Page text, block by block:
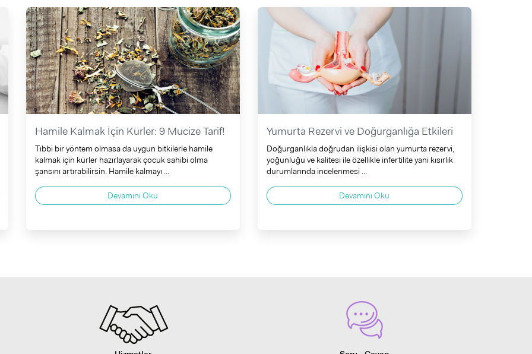
Hamile Kalmak İçin Kürler: 9 Mucize Tarif!
Tıbbi bir yöntem olmasa da uygun bitkilerle hamile
kalmak için kürler hazırlayarak çocuk sahibi olma
şansını artırabilirsin. Hamile kalmayı ...
Devamını Oku
Yumurta Rezervi ve Doğurganlığa Etkileri
Doğurganlıkla doğrudan ilişkisi olan yumurta rezervi,
yoğunluğu ve kalitesi ile özellikle infertilite yani kısırlık
durumlarında incelenmesi ...
Devamını Oku